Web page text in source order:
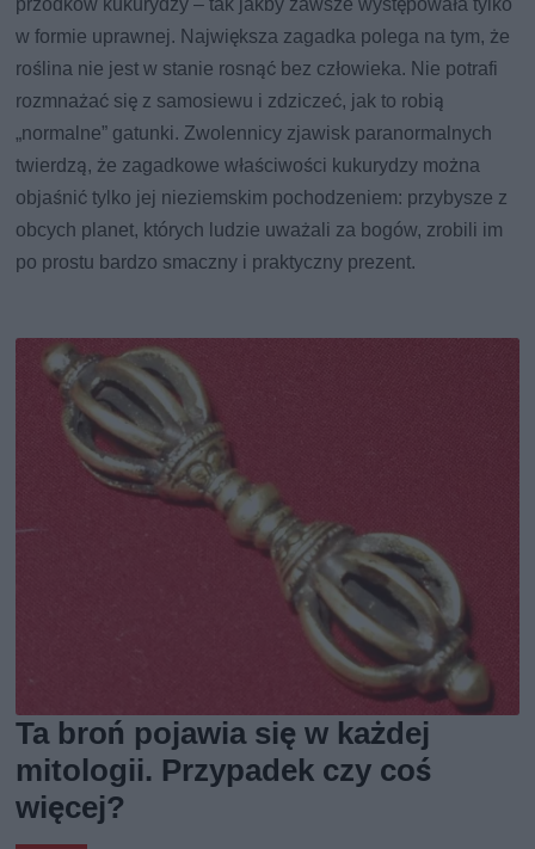
w formie uprawnej. Największa zagadka polega na tym, że
roślina nie jest w stanie rosnąć bez człowieka. Nie potrafi
rozmnażać się z samosiewu i zdziczeć, jak to robią
„normalne” gatunki. Zwolennicy zjawisk paranormalnych
twierdzą, że zagadkowe właściwości kukurydzy można
objaśnić tylko jej nieziemskim pochodzeniem: przybysze z
obcych planet, których ludzie uważali za bogów, zrobili im
po prostu bardzo smaczny i praktyczny prezent.
Ta broń pojawia się w każdej
mitologii. Przypadek czy coś
więcej?